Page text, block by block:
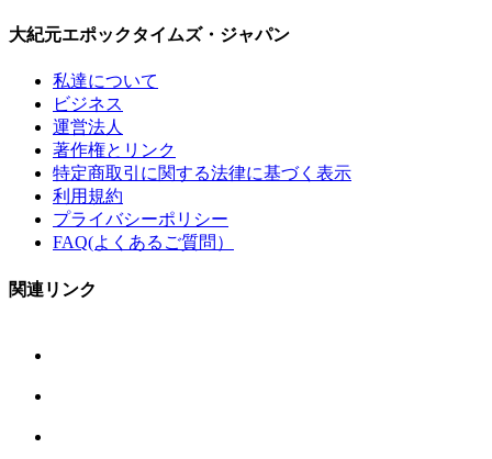
大紀元エポックタイムズ・ジャパン
私達について
ビジネス
運営法人
著作権とリンク
特定商取引に関する法律に基づく表示
利用規約
プライバシーポリシー
FAQ(よくあるご質問）
関連リンク